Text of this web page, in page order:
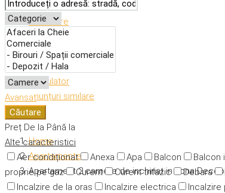
Avansat
Căutare
Preț De la Până la
Alte caracteristici
Aer condiționat
Anexa Apa Balcon Balcon
proprie pe gaz
Curent Curent trifazic Debara
Incalzire de la oras
Incalzire electrica Incalzire
Descriere
Caracteristici
Adresă
Detalii
Calculator
Anunțuri similare
Home
Apartamente
Apartament 2 camere de inchiriat in zona